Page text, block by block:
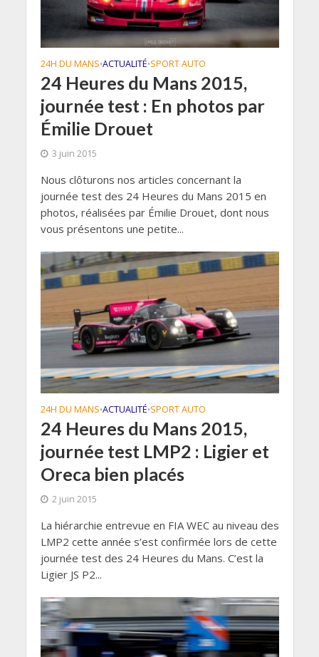
24H DU MANS•ACTUALITÉ•SPORT AUTO
24 Heures du Mans 2015,
journée test : En photos par
Émilie Drouet
3 juin 2015
Nous clôturons nos articles concernant la
journée test des 24 Heures du Mans 2015 en
photos, réalisées par Émilie Drouet, dont nous
vous présentons une petite...
24H DU MANS•ACTUALITÉ•SPORT AUTO
24 Heures du Mans 2015,
journée test LMP2 : Ligier et
Oreca bien placés
2 juin 2015
La hiérarchie entrevue en FIA WEC au niveau des
LMP2 cette année s’est confirmée lors de cette
journée test des 24 Heures du Mans. C’est la
Ligier JS P2...